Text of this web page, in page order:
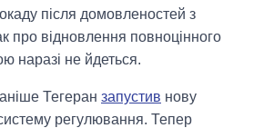
після домовленостей з
про відновлення повноцінного
наразі не йдеться.
Тегеран запустив нову
регулювання. Тепер